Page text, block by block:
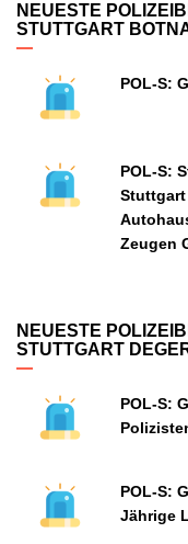
NEUESTE
STUTTGART
POL-S:
POL-S:
Stuttgart
Zeugen
NEUESTE
STUTTGART
POL-S:
POL-S:
Jährige